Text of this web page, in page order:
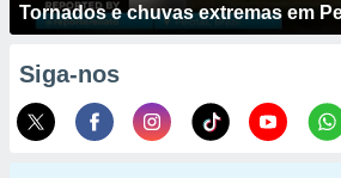
Tornados e chuvas extremas em
Siga-nos